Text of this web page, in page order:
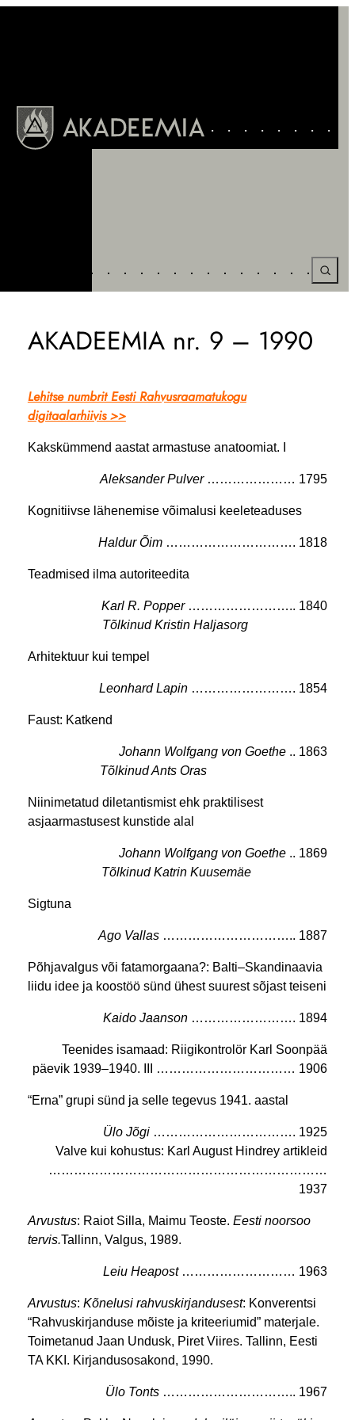
AKADEEMIA nr. 9 – 1990
Lehitse numbrit Eesti Rahvusraamatukogu
digitaalarhiivis >>
Kakskümmend aastat armastuse anatoomiat. I
Aleksander Pulver………………… 1795
Kognitiivse lähenemise võimalusi keeleteaduses
Haldur Õim …………………………. 1818
Teadmised ilma autoriteedita
Karl R. Popper…………………….. 1840
Tõlkinud Kristin Haljasorg
Arhitektuur kui tempel
Leonhard Lapin ……………………. 1854
Faust: Katkend
Johann Wolfgang von Goethe .. 1863
Tõlkinud Ants Oras
Niinimetatud diletantismist ehk praktilisest
asjaarmastusest kunstide alal
Johann Wolfgang von Goethe .. 1869
Tõlkinud Katrin Kuusemäe
Sigtuna
Ago Vallas ………………………….. 1887
Põhjavalgus või fatamorgaana?: Balti–Skandinaavia
liidu idee ja koostöö sünd ühest suurest sõjast teiseni
Kaido Jaanson ……………………. 1894
Teenides isamaad: Riigikontrolör Karl Soonpää
päevik 1939–1940. III …………………………… 1906
“Erna” grupi sünd ja selle tegevus 1941. aastal
Ülo Jõgi ……………………………. 1925
Valve kui kohustus: Karl August Hindrey artikleid
…………………………………………………………
1937
Arvustus: Raiot Silla, Maimu Teoste. Eesti noorsoo
tervis.Tallinn, Valgus, 1989.
Leiu Heapost ……………………… 1963
Arvustus: Kõnelusi rahvuskirjandusest: Konverentsi
“Rahvuskirjanduse mõiste ja kriteeriumid” materjale.
Toimetanud Jaan Undusk, Piret Viires. Tallinn, Eesti
TA KKI. Kirjandusosakond, 1990.
Ülo Tonts ………………………….. 1967